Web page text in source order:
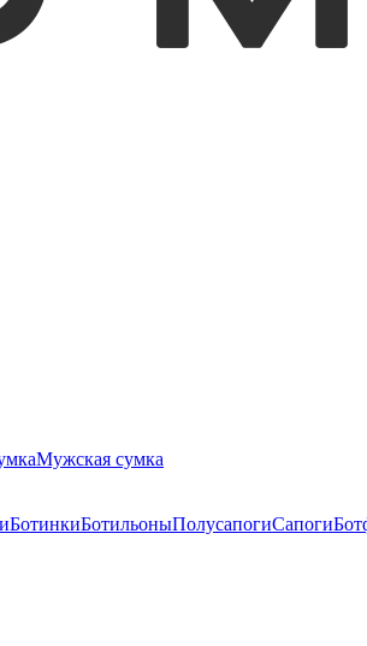
Мужская сумка
БотинкиБотильоныПолусапогиСапоги